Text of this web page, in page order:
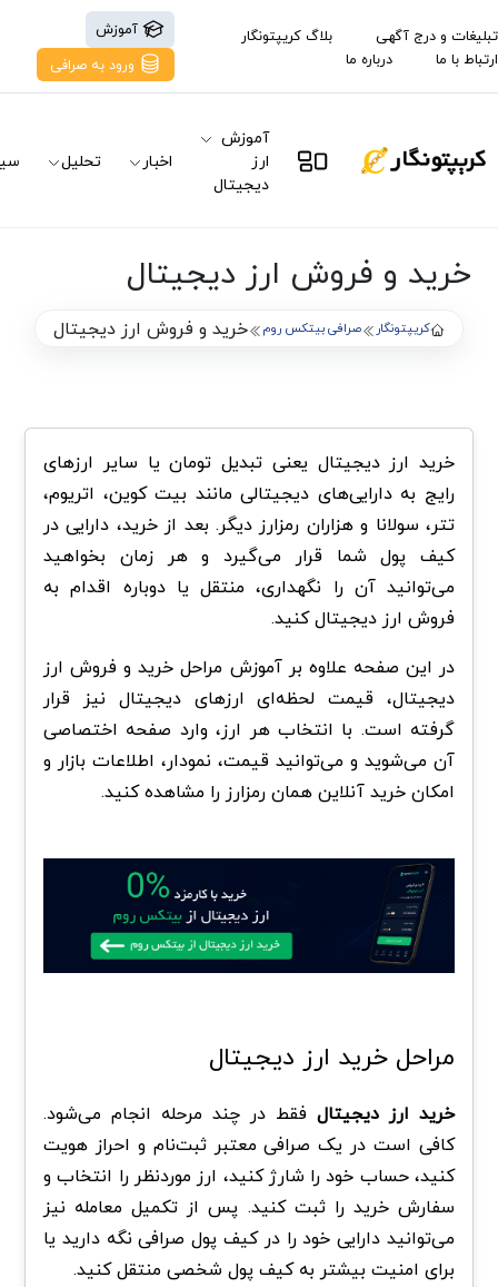
تبلیغات و درج آگهی
بلاگ کریپتونگار
ارتباط با ما
درباره ما
آموزش
ورود به صرافی
آموزش
ارز
دیجیتال
اخبار تحلیل
خرید و فروش ارز دیجیتال
کریپتونگار صرافی بیتکس روم خرید و فروش ارز دیجیتال
خرید ارز دیجیتال یعنی تبدیل تومان یا سایر ارزهای
رایج به دارایی‌های دیجیتالی مانند بیت کوین، اتریوم،
تتر، سولانا و هزاران رمزارز دیگر. بعد از خرید، دارایی در
کیف پول شما قرار می‌گیرد و هر زمان بخواهید
می‌توانید آن را نگهداری، منتقل یا دوباره اقدام به
فروش ارز دیجیتال کنید.
در این صفحه علاوه بر آموزش مراحل خرید و فروش ارز
دیجیتال، قیمت لحظه‌ای ارزهای دیجیتال نیز قرار
گرفته است. با انتخاب هر ارز، وارد صفحه اختصاصی
آن می‌شوید و می‌توانید قیمت، نمودار، اطلاعات بازار و
امکان خرید آنلاین همان رمزارز را مشاهده کنید.
مراحل خرید ارز دیجیتال
خرید ارز دیجیتال فقط در چند مرحله انجام می‌شود.
کافی است در یک صرافی معتبر ثبت‌نام و احراز هویت
کنید، حساب خود را شارژ کنید، ارز موردنظر را انتخاب و
سفارش خرید را ثبت کنید. پس از تکمیل معامله نیز
می‌توانید دارایی خود را در کیف پول صرافی نگه دارید یا
برای امنیت بیشتر به کیف پول شخصی منتقل کنید.